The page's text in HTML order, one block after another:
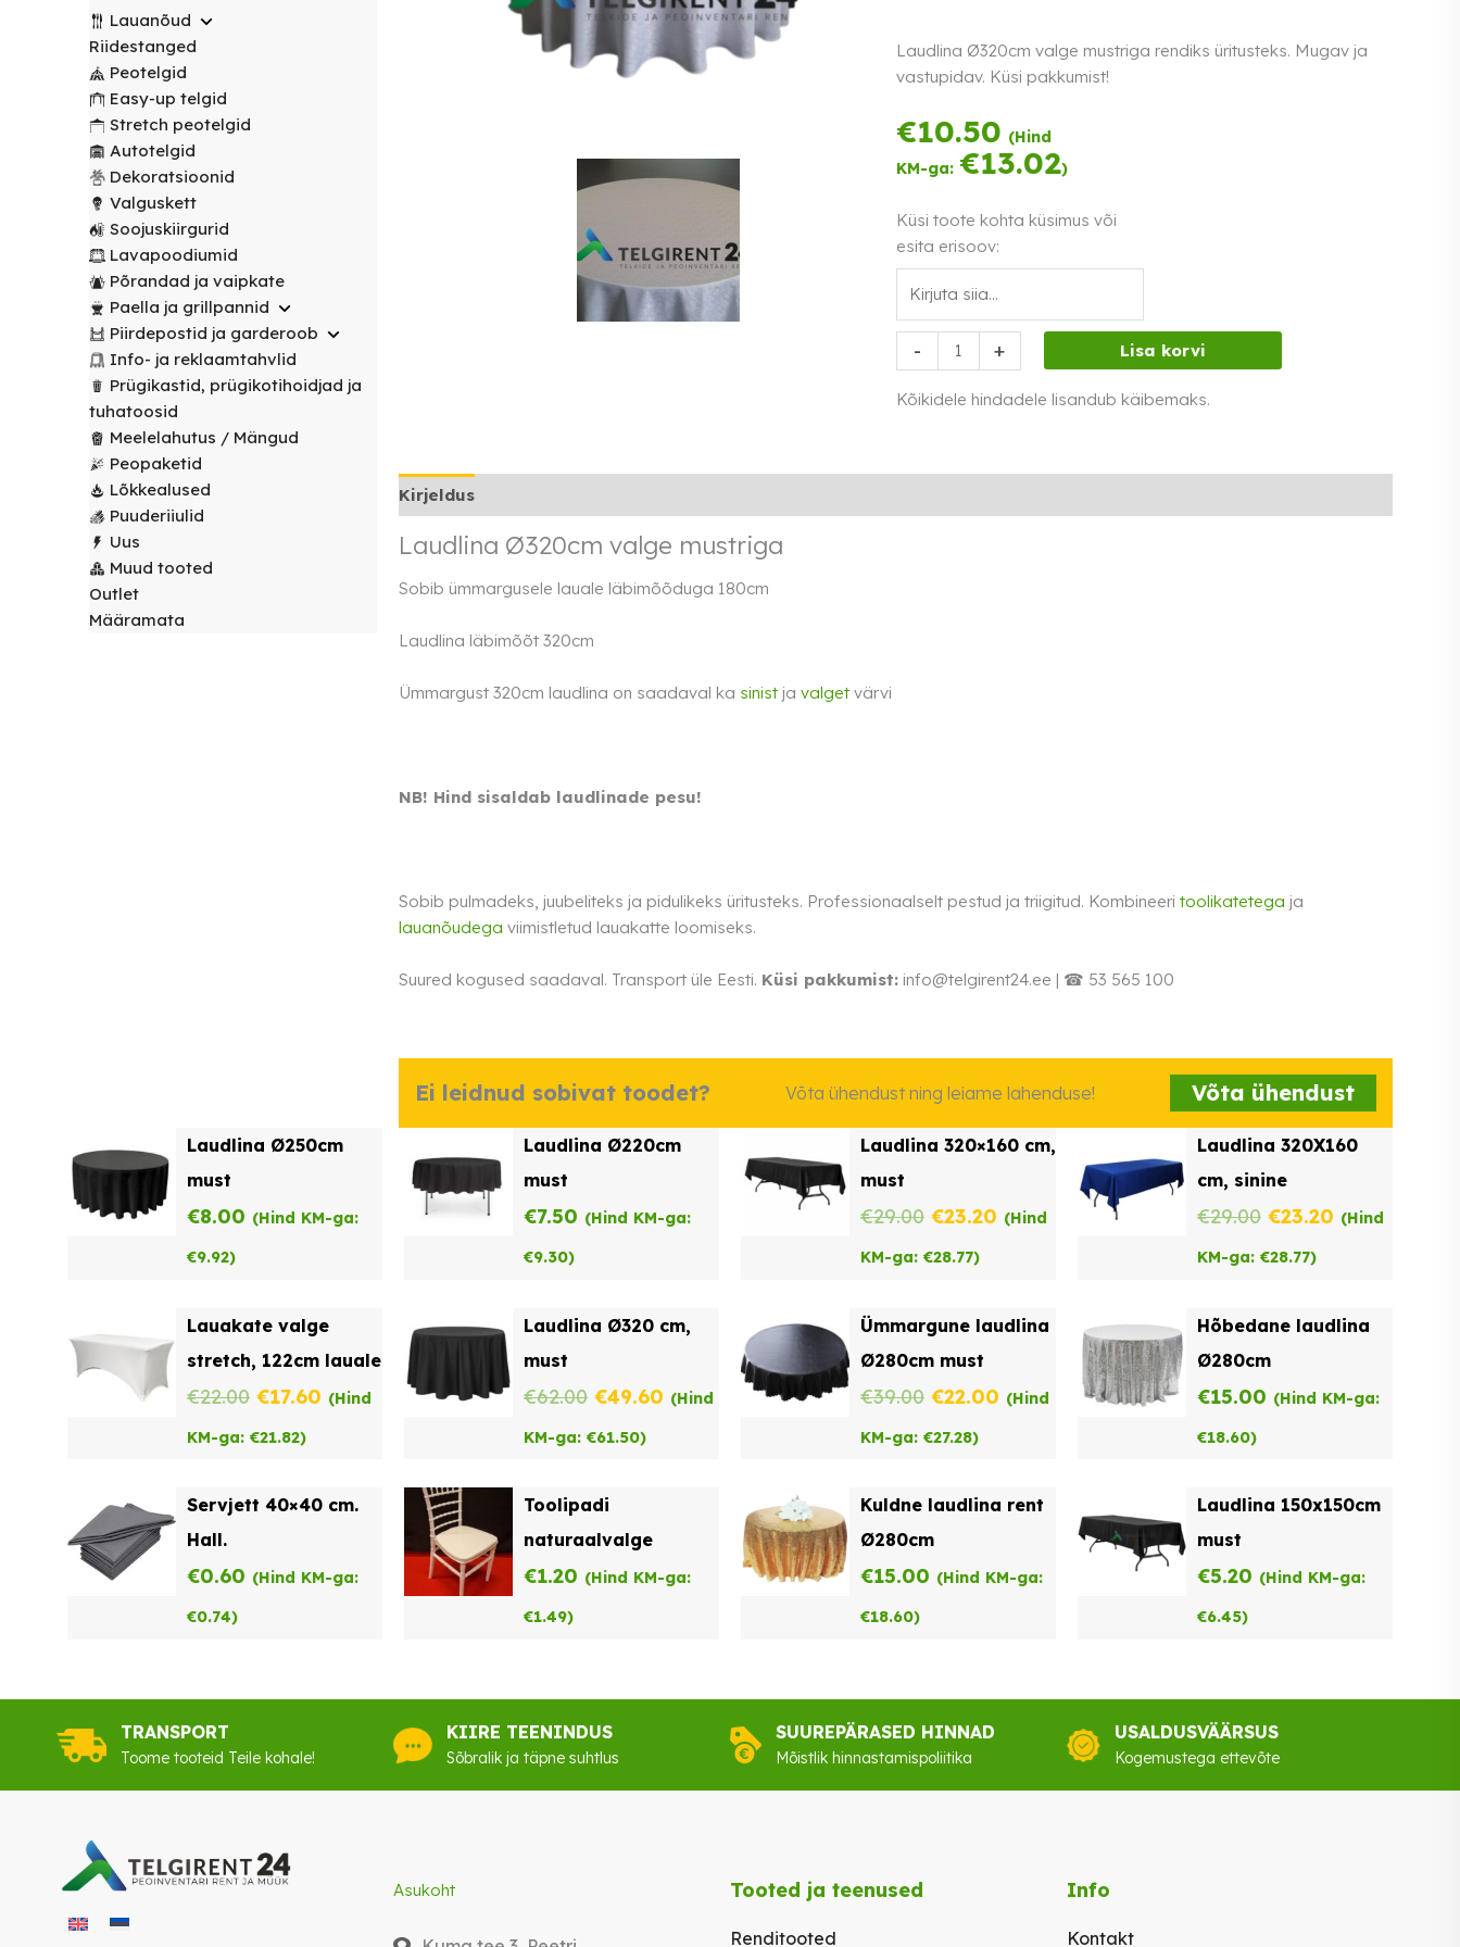
peotelgid
Peomööbel
Laudlinad
toolikatted
Ümmargused
laudlinad
Toolikatted
Servjetid ja
kaunistused
Valgustus
Valguskett POPULAARNE
Lauanõud
Lavapoodiumid
Mängud ja
meelelahutus
Muud
renditooted
Peopaketid
Prügikastid
peotelgid
Peomööbel
transpordikärud
Laudlinad
toolikatted
Ümmargused
Kandilised
Toolikatted
Prügikastid
Riidestanged
Meelelahutus
Puuderiiulid Lauanõud
Riidestanged
Peotelgid
Easy-up telgid
Stretch peotelgid
Autotelgid
Dekoratsioonid
Valguskett
Soojuskiirgurid
Lavapoodiumid
Põrandad ja vaipkate
Paella ja grillpannid
Piirdepostid ja garderoob
Info- ja reklaamtahvlid
Prügikastid, prügikotihoidjad ja
tuhatoosid
Meelelahutus / Mängud
Peopaketid
Lõkkealused
Puuderiiulid
Uus
Muud tooted
Outlet
Määramata
Laudlina Ø320cm valge mustriga rendiks üritusteks. Mugav ja
vastupidav. Küsi pakkumist!
€10.50 (Hind
KM-ga: €13.02)
Küsi toote kohta küsimus või
esita erisoov:
-
Laudlina
Ø320cm
valge
+ Lisa korvi
Kõikidele hindadele lisandub käibemaks.
Kirjeldus
Laudlina Ø320cm valge mustriga
Sobib ümmargusele lauale läbimõõduga 180cm
Laudlina läbimõõt 320cm
Ümmargust 320cm laudlina on saadaval ka sinist ja valget värvi
NB! Hind sisaldab laudlinade pesu!
Sobib pulmadeks, juubeliteks ja pidulikeks üritusteks. Professionaalselt pestud ja triigitud. Kombineeri toolikatetega ja
lauanõudega viimistletud lauakatte loomiseks.
Suured kogused saadaval. Transport üle Eesti. Küsi pakkumist: info@telgirent24.ee | ☎ 53 565 100
Ei leidnud sobivat toodet? Võta ühendust ning leiame lahenduse! Võta ühendust
Laudlina Ø250cm
must
€8.00 (Hind KM-ga:
€9.92)
Laudlina Ø220cm
must
€7.50 (Hind KM-ga:
€9.30)
Laudlina 320×160 cm,
must
€29.00 Algne
hind
€29.00.
€23.20 Praegune
€23.20.
(Hind
KM-ga: €28.77)
Laudlina 320X160
cm, sinine
€29.00 Algne
hind
€29.00.
€23.20 Praegune
€23.20.
(Hind
KM-ga: €28.77)
Lauakate valge
stretch, 122cm lauale
€22.00 Algne
hind
€22.00.
€17.60 Praegune
€17.60.
(Hind
KM-ga: €21.82)
Laudlina Ø320 cm,
must
€62.00 Algne
hind
€62.00.
€49.60 Praegune
(Hind
KM-ga: €61.50)
Ümmargune laudlina
Ø280cm must
€39.00 Algne
hind
€39.00.
€22.00 Praegune
€22.00.
(Hind
KM-ga: €27.28)
Hõbedane laudlina
Ø280cm
€15.00 (Hind KM-ga:
€18.60)
Servjett 40×40 cm.
Hall.
€0.60 (Hind KM-ga:
€0.74)
Toolipadi
naturaalvalge
€1.20 (Hind KM-ga:
€1.49)
Kuldne laudlina rent
Ø280cm
€15.00 (Hind KM-ga:
€18.60)
Laudlina 150x150cm
must
€5.20 (Hind KM-ga:
€6.45)
TRANSPORT
Toome tooteid Teile kohale!
KIIRE TEENINDUS
Sõbralik ja täpne suhtlus
SUUREPÄRASED HINNAD
Mõistlik hinnastamispoliitika
USALDUSVÄÄRSUS
Kogemustega ettevõte
Asukoht Tooted ja teenused
Renditooted
Info
Kontakt